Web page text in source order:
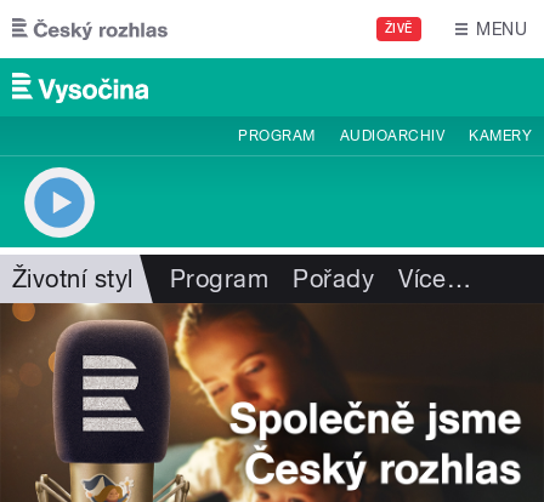
Přejít k hlavnímu obsahu
ŽIVĚ MENU
PROGRAM AUDIOARCHIV KAMERY
Životní styl Program Pořady Více…